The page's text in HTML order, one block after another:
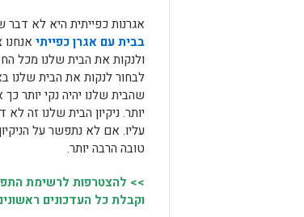
אגרנות כפייתית היא לא
בבית עם אגרן כפייתי
ולנקות את הבית שלנו מכל
לבחור לנקות את הבית שלנו
שהבית שלנו יהיה נקי יותר
יותר. ניקיון הבית שלנו זה
עליו. אם לא נתפשר על
טובה הרבה יותר.
>> להצטרפות לרשימת
וקבלת כל העדכונים